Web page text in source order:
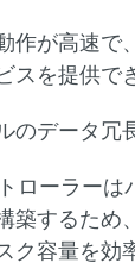
作が高速で
スを提供で
のデータ冗
ローラー
築するため
ク容量を効